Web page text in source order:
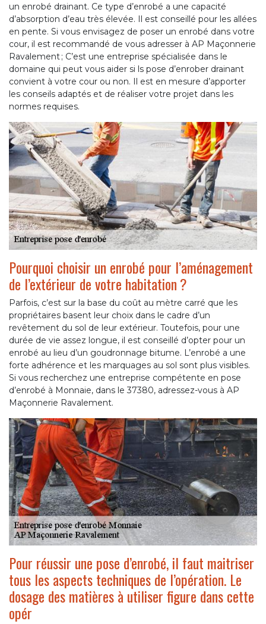
un enrobé drainant. Ce type d’enrobé a une capacité
d’absorption d’eau très élevée. Il est conseillé pour les allées
en pente. Si vous envisagez de poser un enrobé dans votre
cour, il est recommandé de vous adresser à AP Maçonnerie
Ravalement ; C’est une entreprise spécialisée dans le
domaine qui peut vous aider si ls pose d’enrober drainant
convient à votre cour ou non. Il est en mesure d’apporter
les conseils adaptés et de réaliser votre projet dans les
normes requises.
Pourquoi choisir un enrobé pour l’aménagement
de l’extérieur de votre habitation ?
Parfois, c’est sur la base du coût au mètre carré que les
propriétaires basent leur choix dans le cadre d’un
revêtement du sol de leur extérieur. Toutefois, pour une
durée de vie assez longue, il est conseillé d’opter pour un
enrobé au lieu d’un goudronnage bitume. L’enrobé a une
forte adhérence et les marquages au sol sont plus visibles.
Si vous recherchez une entreprise compétente en pose
d’enrobé à Monnaie, dans le 37380, adressez-vous à AP
Maçonnerie Ravalement.
Pour réussir une pose d’enrobé, il faut maitriser
tous les aspects techniques de l’opération. Le
dosage des matières à utiliser figure dans cette
opér